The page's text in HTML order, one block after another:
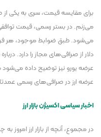
برای مقایسه قیمت، سری به یکی
دلار از صرافی‌های مجاز را دارد.
عرضه یورو نیز توضیح داده می‌شود
عرضه ارز در صرافی‌های رسمی
اخبار سیاسی اکسیژن بازار ارز
در مجموع، آنچه از بازار ارز امروز